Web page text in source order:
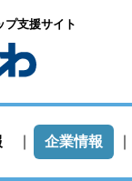
プ支援サイト
企業情報